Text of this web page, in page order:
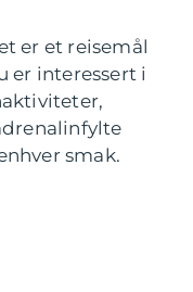
er et reisemål
er interessert i
smak.